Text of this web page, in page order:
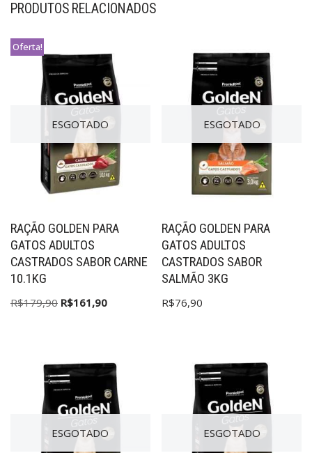
PRODUTOS RELACIONADOS
ESGOTADO
Oferta!
RAÇÃO GOLDEN PARA
GATOS ADULTOS
CASTRADOS SABOR CARNE
10.1KG
R$179,90 R$161,90
ESGOTADO
RAÇÃO GOLDEN PARA
GATOS ADULTOS
CASTRADOS SABOR
SALMÃO 3KG
R$76,90
ESGOTADO ESGOTADO